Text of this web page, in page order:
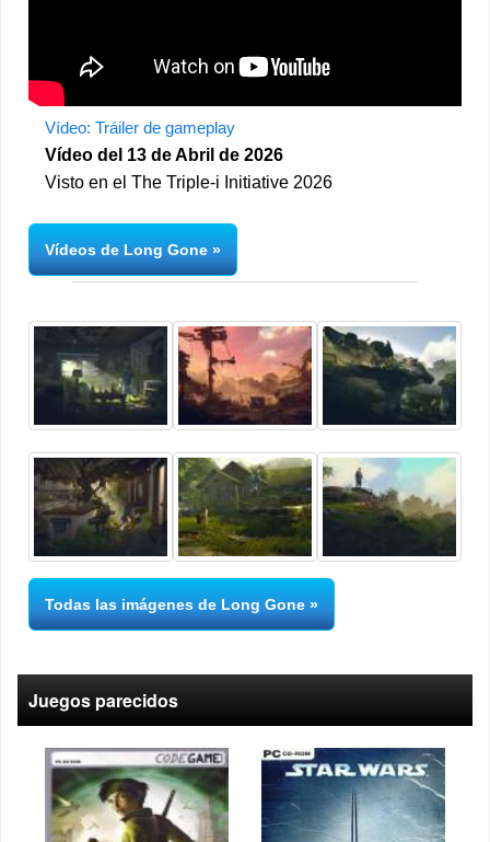
Vídeo: Tráiler de gameplay
Vídeo del 13 de Abril de 2026
Visto en el The Triple-i Initiative 2026
Vídeos de Long Gone
Todas las imágenes de Long Gone
Juegos parecidos